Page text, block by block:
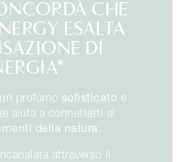
CHE
ESALTA
DI
profumo sofisticato e
aiuta a connetterti ai
della natura.
attraverso il